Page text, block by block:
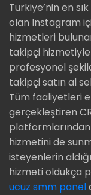
Türkiye’nin en
olan Instagram
hizmetleri
takipçi
profesyonel
takipçi satın al
Tüm faaliyetleri
gerçekleştiren
hizmetini de
isteyenlerin
hizmeti oldukça
ucuz smm panel